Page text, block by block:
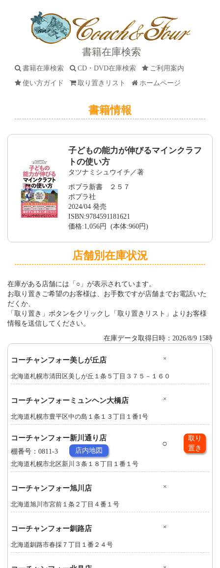
書籍在庫検索
書籍在庫検索 CD・DVD在庫検索
ご利用案内
使い方ガイド
取り置きリスト ホームページ
書籍情報
子どもの能力が伸びるマインクラフ
トの使い方
タツナミシュウイチ／著
ポプラ新書 ２５７
ポプラ社
2024/04 発売
ISBN:9784591181621
価格:1,056円 (本体:960円)
店舗別在庫状況
在庫がある店舗には「○」が表示されています。
お取り置きご希望のお客様は、お手数ですが店舗までお電話いた
だくか、
「取り置き」ボタンをクリックし「取り置きリスト」よりお客様
情報を送信してください。
在庫データ取得日時：2026/8/9 15時
コーチャンフォー美しが丘店 ×
北海道札幌市清田区美しが丘１条５丁目３７５－１６０
コーチャンフォーミュンヘン大橋店 ×
北海道札幌市豊平区中の島１条１３丁目１番1号
コーチャンフォー新川通り店
○
取り
置き
棚番号：0811-3 店内地図
北海道札幌市北区新川３条１８丁目１番１号
コーチャンフォー旭川店 ×
北海道旭川市宮前１条２丁目４番１号
コーチャンフォー釧路店 ×
北海道釧路市春採７丁目１番２４号